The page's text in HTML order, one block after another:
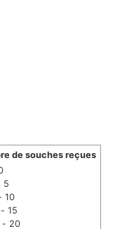
5
10
15
- 20
de souches reçues